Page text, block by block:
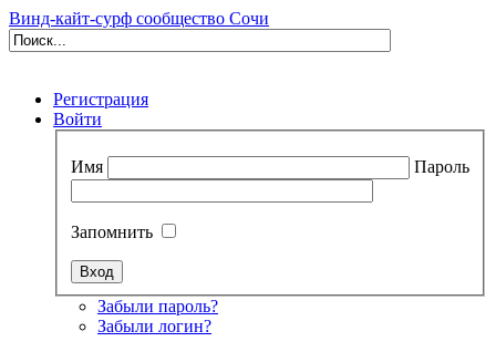
Винд-кайт-сурф сообщество Сочи
Регистрация
Войти
Имя Пароль
Запомнить
Забыли пароль?
Забыли логин?